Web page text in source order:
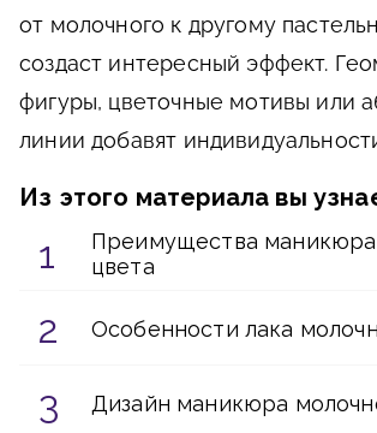
от молочного к другому
создаст интересный эффект.
фигуры, цветочные мотивы или
линии добавят
Из этого материала вы
Преимущества маникюра
цвета
Особенности лака
Дизайн маникюра